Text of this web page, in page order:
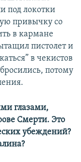
под локотки
привычку со
в кармане
пистолет и
в чекистов
потому
глазами,
Смерти. Это
убеждений?